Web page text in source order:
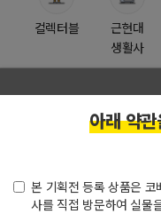
컬렉터블
근현대
생활사
아래 약
본 기획전 등록 상품은
사를 직접 방문하여 실물